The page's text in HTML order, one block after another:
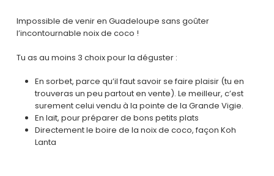
Impossible de venir en Guadeloupe sans goûter
l’incontournable noix de coco !
Tu as au moins 3 choix pour la déguster :
En sorbet, parce qu’il faut savoir se faire plaisir (tu en
trouveras un peu partout en vente). Le meilleur, c’est
surement celui vendu à la pointe de la Grande Vigie.
En lait, pour préparer de bons petits plats
Directement le boire de la noix de coco, façon Koh
Lanta